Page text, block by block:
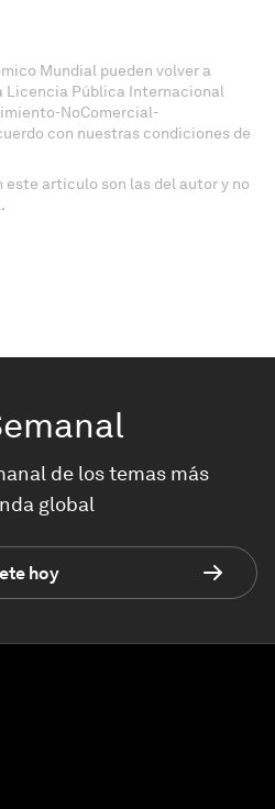
Mundial pueden volver a
Licencia Pública Internacional
NoComercial-
con nuestras condiciones de
este artículo son las del autor y no
de los temas más
global
hoy